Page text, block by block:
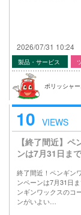
2026/07/31 10:24
製品・サービス
ポリッシャ
10 VIEWS
【終了間近】
ンは7月31日ま
終了間近！ペンギン
ンペーンは7月31日
ンギンワックスのコ
ンがいよい…